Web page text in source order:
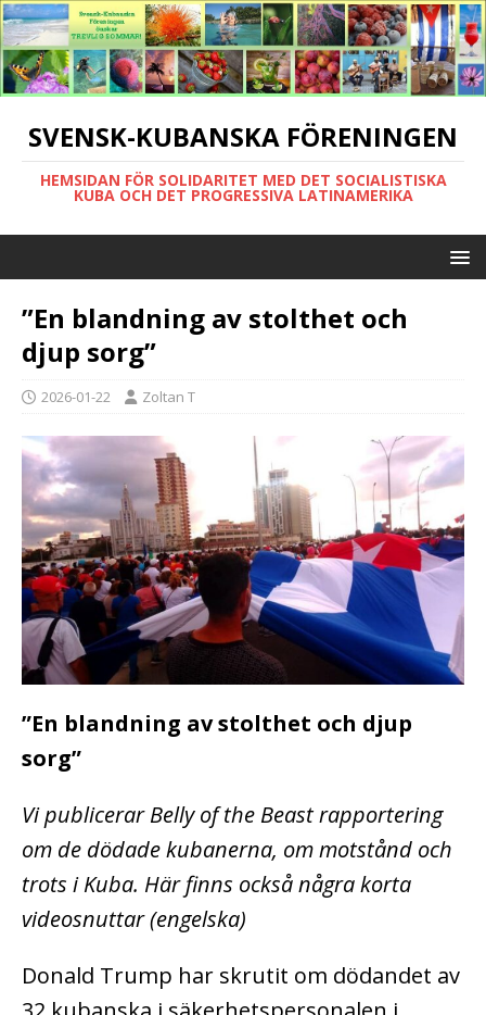
SVENSK-KUBANSKA FÖRENINGEN
HEMSIDAN FÖR SOLIDARITET MED DET SOCIALISTISKA
KUBA OCH DET PROGRESSIVA LATINAMERIKA
”En blandning av stolthet och
djup sorg”
2026-01-22 Zoltan T
”En blandning av stolthet och djup
sorg”
Vi publicerar Belly of the Beast rapportering
om de dödade kubanerna, om motstånd och
trots i Kuba. Här finns också några korta
videosnuttar (engelska)
Donald Trump har skrutit om dödandet av